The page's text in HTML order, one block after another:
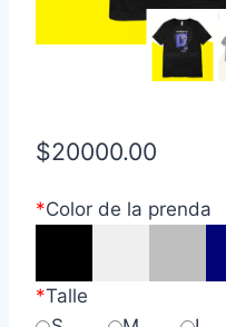
$20000.00
*Color de la prenda
*Talle